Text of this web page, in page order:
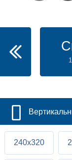
240x320